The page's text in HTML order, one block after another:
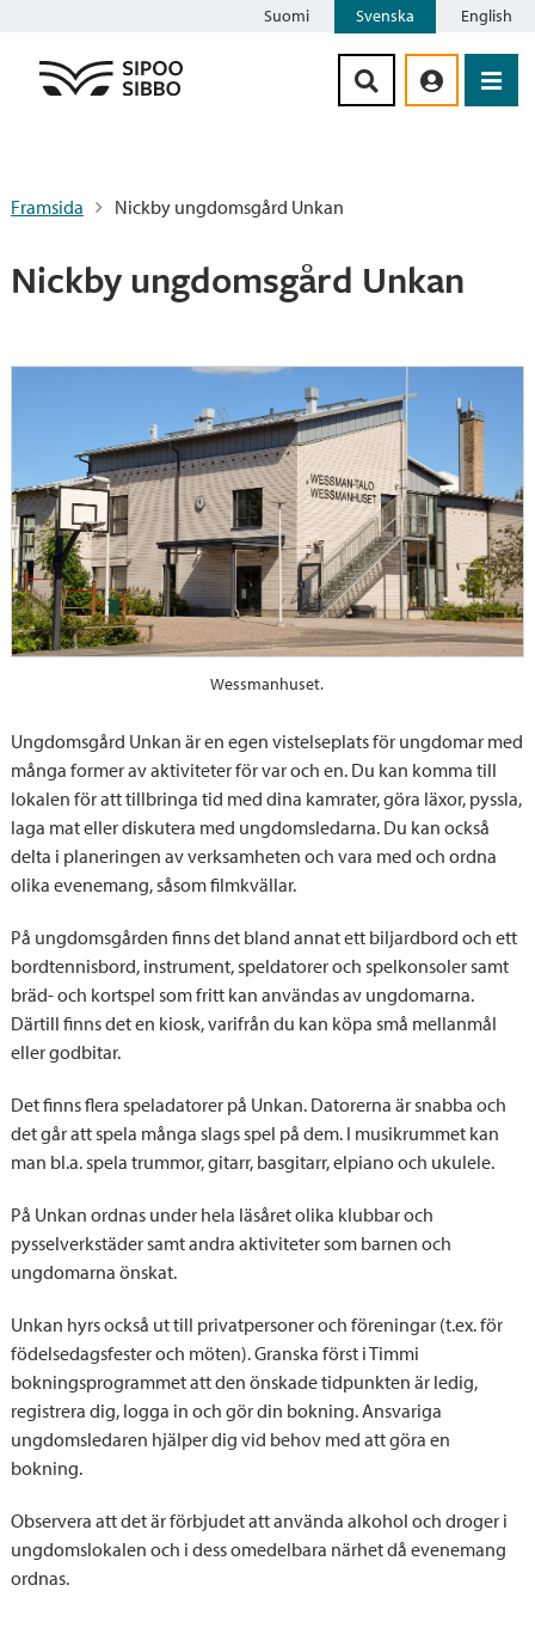
Suomi Svenska English
Framsida Nickby ungdomsgård Unkan
Nickby ungdomsgård Unkan
Wessmanhuset.
Ungdomsgård Unkan är en egen vistelseplats för ungdomar med
många former av aktiviteter för var och en. Du kan komma till
lokalen för att tillbringa tid med dina kamrater, göra läxor, pyssla,
laga mat eller diskutera med ungdomsledarna. Du kan också
delta i planeringen av verksamheten och vara med och ordna
olika evenemang, såsom filmkvällar.
På ungdomsgården finns det bland annat ett biljardbord och ett
bordtennisbord, instrument, speldatorer och spelkonsoler samt
bräd- och kortspel som fritt kan användas av ungdomarna.
Därtill finns det en kiosk, varifrån du kan köpa små mellanmål
eller godbitar.
Det finns flera speladatorer på Unkan. Datorerna är snabba och
det går att spela många slags spel på dem. I musikrummet kan
man bl.a. spela trummor, gitarr, basgitarr, elpiano och ukulele.
På Unkan ordnas under hela läsåret olika klubbar och
pysselverkstäder samt andra aktiviteter som barnen och
ungdomarna önskat.
Unkan hyrs också ut till privatpersoner och föreningar (t.ex. för
födelsedagsfester och möten). Granska först i Timmi
bokningsprogrammet att den önskade tidpunkten är ledig,
registrera dig, logga in och gör din bokning. Ansvariga
ungdomsledaren hjälper dig vid behov med att göra en
bokning.
Observera att det är förbjudet att använda alkohol och droger i
ungdomslokalen och i dess omedelbara närhet då evenemang
ordnas.